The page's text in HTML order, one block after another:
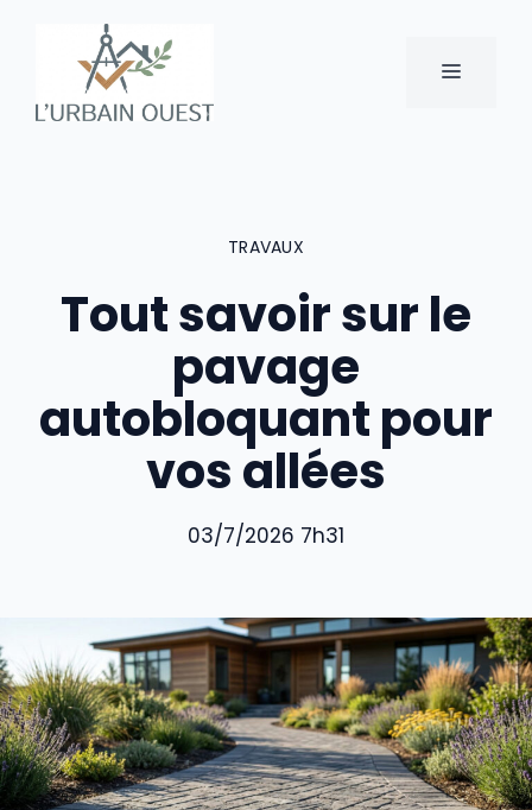
contenu
MENU
TRAVAUX
Tout savoir sur le
pavage
autobloquant pour
vos allées
03/7/2026 7h31